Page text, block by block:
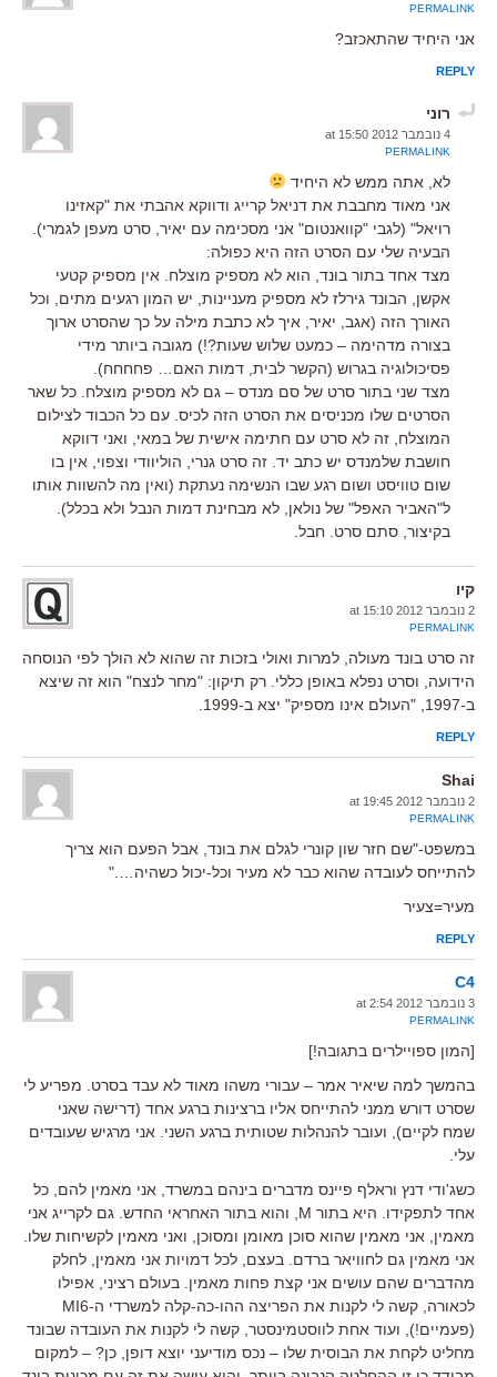
PERMALINK
אני היחיד שהתאכזב?
REPLY
רוני
4 נובמבר 2012 at 15:50
PERMALINK
לא, אתה ממש לא היחיד
אני מאוד מחבבת את דניאל קרייג ודווקא אהבתי את "קאזינו
רויאל" (לגבי "קוואנטום" אני מסכימה עם יאיר, סרט מעפן לגמרי).
הבעיה שלי עם הסרט הזה היא כפולה:
מצד אחד בתור בונד, הוא לא מספיק מוצלח. אין מספיק קטעי
אקשן, הבונד גירלז לא מספיק מעניינות, יש המון רגעים מתים, וכל
האורך הזה (אגב, יאיר, איך לא כתבת מילה על כך שהסרט ארוך
בצורה מדהימה – כמעט שלוש שעות?!) מגובה ביותר מידי
פסיכולוגיה בגרוש (הקשר לבית, דמות האם… פחחחח).
מצד שני בתור סרט של סם מנדס – גם לא מספיק מוצלח. כל שאר
הסרטים שלו מכניסים את הסרט הזה לכיס. עם כל הכבוד לצילום
המוצלח, זה לא סרט עם חתימה אישית של במאי, ואני דווקא
חושבת שלמנדס יש כתב יד. זה סרט גנרי, הוליוודי וצפוי, אין בו
שום טוויסט ושום רגע שבו הנשימה נעתקת (ואין מה להשוות אותו
ל"האביר האפל" של נולאן, לא מבחינת דמות הנבל ולא בכלל).
בקיצור, סתם סרט. חבל.
קיו
2 נובמבר 2012 at 15:10
PERMALINK
זה סרט בונד מעולה, למרות ואולי בזכות זה שהוא לא הולך לפי הנוסחה
הידועה, וסרט נפלא באופן כללי. רק תיקון: "מחר לנצח" הוא זה שיצא
ב-1997, "העולם אינו מספיק" יצא ב-1999.
REPLY
Shai
2 נובמבר 2012 at 19:45
PERMALINK
במשפט-"שם חזר שון קונרי לגלם את בונד, אבל הפעם הוא צריך
להתייחס לעובדה שהוא כבר לא מעיר וכל-יכול כשהיה…."
מעיר=צעיר
REPLY
C4
3 נובמבר 2012 at 2:54
PERMALINK
[המון ספויילרים בתגובה!]
בהמשך למה שיאיר אמר – עבורי משהו מאוד לא עבד בסרט. מפריע לי
שסרט דורש ממני להתייחס אליו ברצינות ברגע אחד (דרישה שאני
שמח לקיים), ועובר להנהלות שטותית ברגע השני. אני מרגיש שעובדים
עלי.
כשג'ודי דנץ וראלף פיינס מדברים בינהם במשרד, אני מאמין להם, כל
אחד לתפקידו. היא בתור M, והוא בתור האחראי החדש. גם לקרייג אני
מאמין, אני מאמין שהוא סוכן מאומן ומסוכן, ואני מאמין לקשיחות שלו.
אני מאמין גם לחוויאר ברדם. בעצם, לכל דמויות אני מאמין, לחלק
מהדברים שהם עושים אני קצת פחות מאמין. בעולם רציני, אפילו
לכאורה, קשה לי לקנות את הפריצה ההו-כה-קלה למשרדי ה-MI6
(פעמיים!), ועוד אחת לווסטמינסטר, קשה לי לקנות את העובדה שבונד
מחליט לקחת את הבוסית שלו – נכס מודיעני יוצא דופן, כן? – למקום